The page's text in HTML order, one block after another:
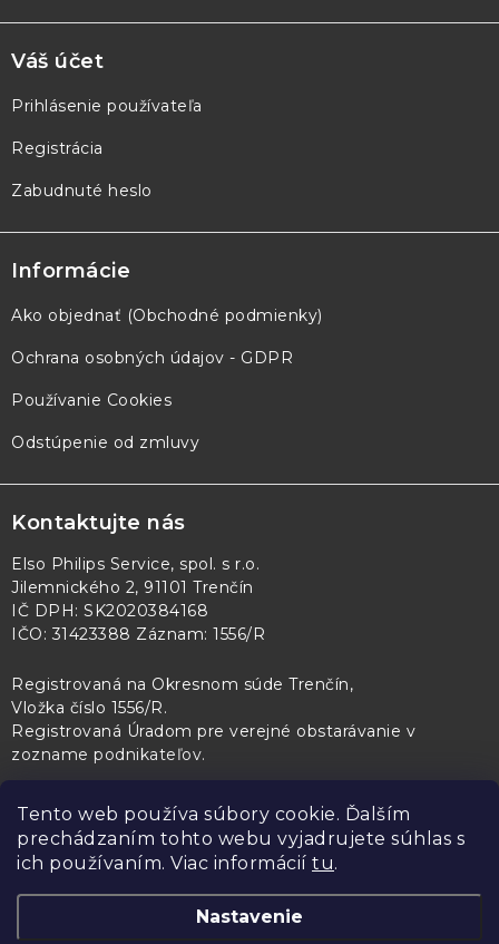
Tento web používa súbory cookie. Ďalším
prechádzaním tohto webu vyjadrujete súhlas s
ich používaním. Viac informácií tu.
Nastavenie
Váš účet
Prihlásenie používateľa
Registrácia
Zabudnuté heslo
Informácie
Ako objednať (Obchodné podmienky)
Ochrana osobných údajov - GDPR
Používanie Cookies
Odstúpenie od zmluvy
Kontaktujte nás
Elso Philips Service, spol. s r.o.
Jilemnického 2, 91101 Trenčín
IČ DPH: SK2020384168
IČO: 31423388 Záznam: 1556/R
Registrovaná na Okresnom súde Trenčín,
Vložka číslo 1556/R.
Registrovaná Úradom pre verejné obstarávanie v
zozname podnikateľov.
PL Servis Kontroltech Technický skúšobný ústav Piešťany